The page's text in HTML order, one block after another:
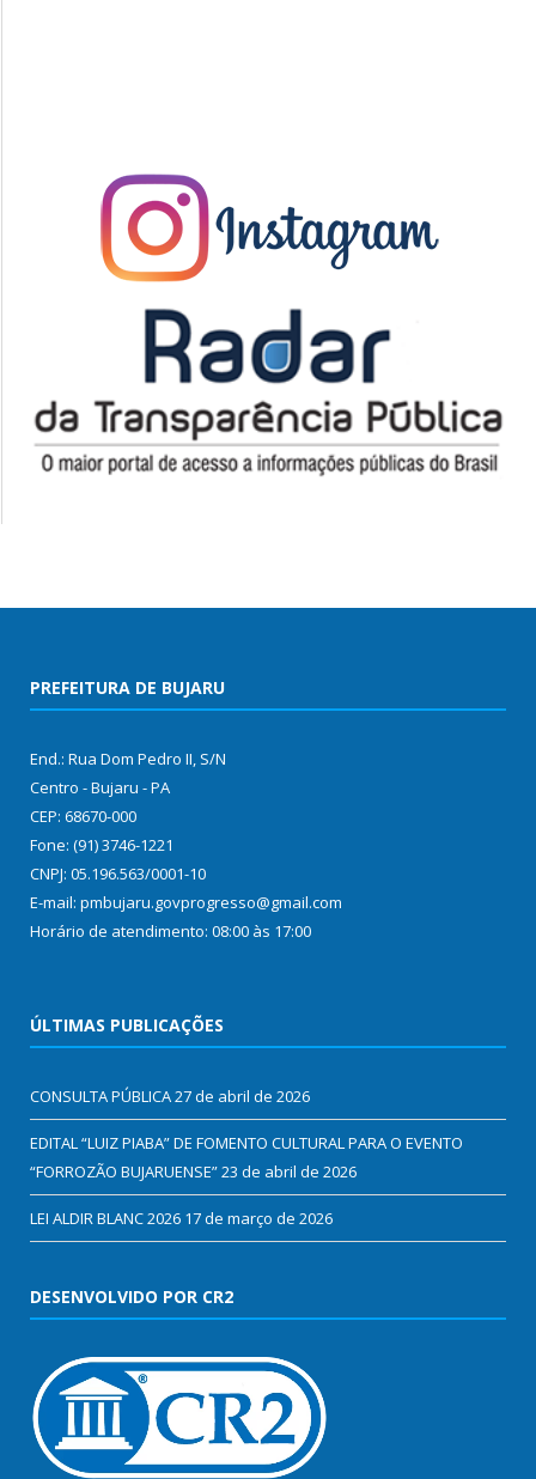
PREFEITURA DE BUJARU
End.: Rua Dom Pedro II, S/N
Centro - Bujaru - PA
CEP: 68670-000
Fone: (91) 3746-1221
CNPJ: 05.196.563/0001-10
E-mail: pmbujaru.govprogresso@gmail.com
Horário de atendimento: 08:00 às 17:00
ÚLTIMAS PUBLICAÇÕES
CONSULTA PÚBLICA27 de abril de 2026
EDITAL “LUIZ PIABA” DE FOMENTO CULTURAL PARA O EVENTO
“FORROZÃO BUJARUENSE”23 de abril de 2026
LEI ALDIR BLANC 2026 17 de março de 2026
DESENVOLVIDO POR CR2